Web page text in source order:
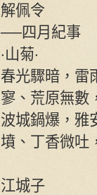
解佩令
──四月紀事
‧山菊‧
春光驟暗，雷
寥、荒原無數
波城鍋爆，雅
墳、丁香微吐
江城子